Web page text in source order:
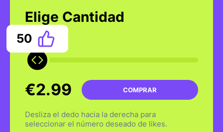
Elige Cantidad
50
€2.99 COMPRAR
Desliza el dedo hacia la derecha para
seleccionar el número deseado de likes.